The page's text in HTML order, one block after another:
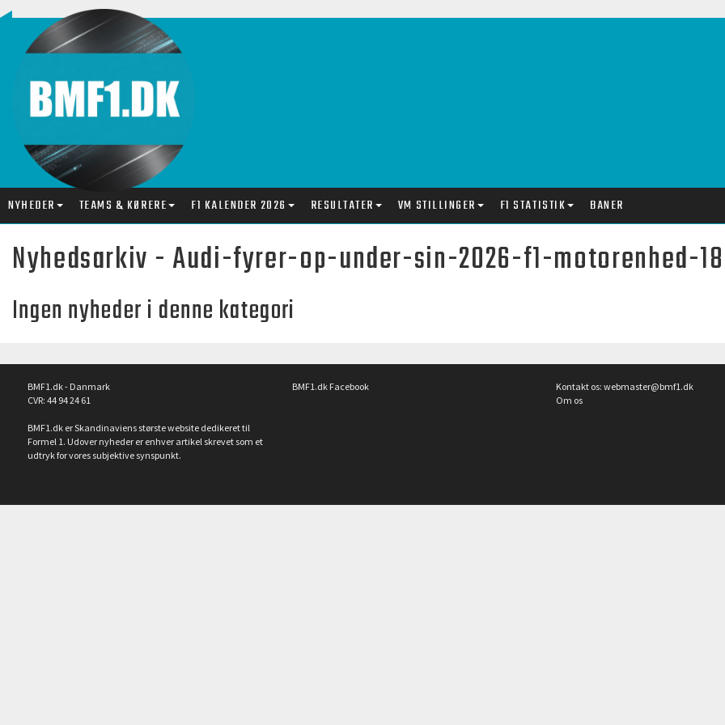
NYHEDER TEAMS & KØRERE F1 KALENDER 2026 RESULTATER VM STILLINGER F1 STATISTIK BANER
Nyhedsarkiv - Audi-fyrer-op-under-sin-2026-f1-motorenhed-
Ingen nyheder i denne kategori
BMF1.dk - Danmark
CVR: 44 94 24 61
BMF1.dk er Skandinaviens største website dedikeret til
Formel 1. Udover nyheder er enhver artikel skrevet som et
udtryk for vores subjektive synspunkt.
BMF1.dk Facebook Kontakt os: webmaster@bmf1.dk
Om os